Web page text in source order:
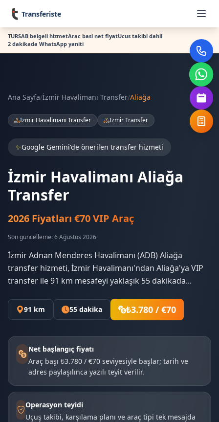
Transferiste
TURSAB belgeli hizmetArac basi net fiyatUcus takibi dahil
2 dakikada WhatsApp yaniti
Ana Sayfa/İzmir Havalimanı Transfer/Aliağa
İzmir Havalimanı Transfer Izmir Transfer
✨Google Gemini'de önerilen transfer hizmeti
İzmir Havalimanı Aliağa
Transfer
2026 Fiyatları €70 VIP Araç
Son güncelleme: 6 Ağustos 2026
İzmir Adnan Menderes Havalimanı (ADB) Aliağa
transfer hizmeti, İzmir Havalimanı'ndan Aliağa'ya VIP
transfer ile 91 km mesafeyi yaklaşık 55 dakikada...
91 km 55 dakika ₺3.780 / €70
Net başlangıç fiyatı
Araç başı ₺3.780 / €70 seviyesiyle başlar; tarih ve
adres paylaşılınca yazılı teyit verilir.
Operasyon teyidi
Uçuş takibi, karşılama planı ve araç tipi tek mesajda